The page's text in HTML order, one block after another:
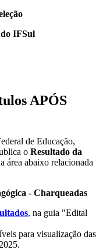
IFSul
APÓS
de Educação,
o Resultado da
área abaixo relacionada
- Charqueadas
, na guia "Edital
para visualização das